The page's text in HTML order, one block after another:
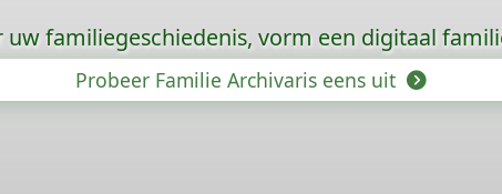
uw familiegeschiedenis, vorm een digitaal
Probeer Familie Archivaris eens uit